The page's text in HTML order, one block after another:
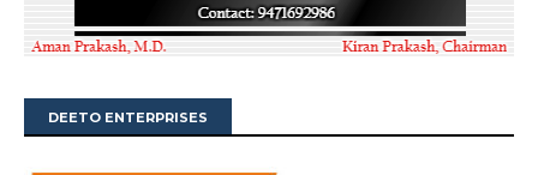
DEETO ENTERPRISES